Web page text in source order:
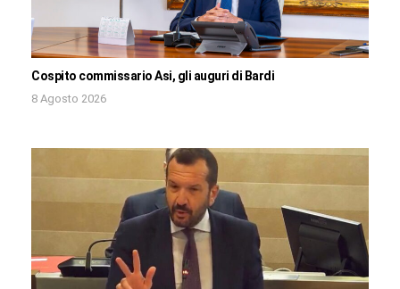
Cospito commissario Asi, gli auguri di Bardi
8 Agosto 2026